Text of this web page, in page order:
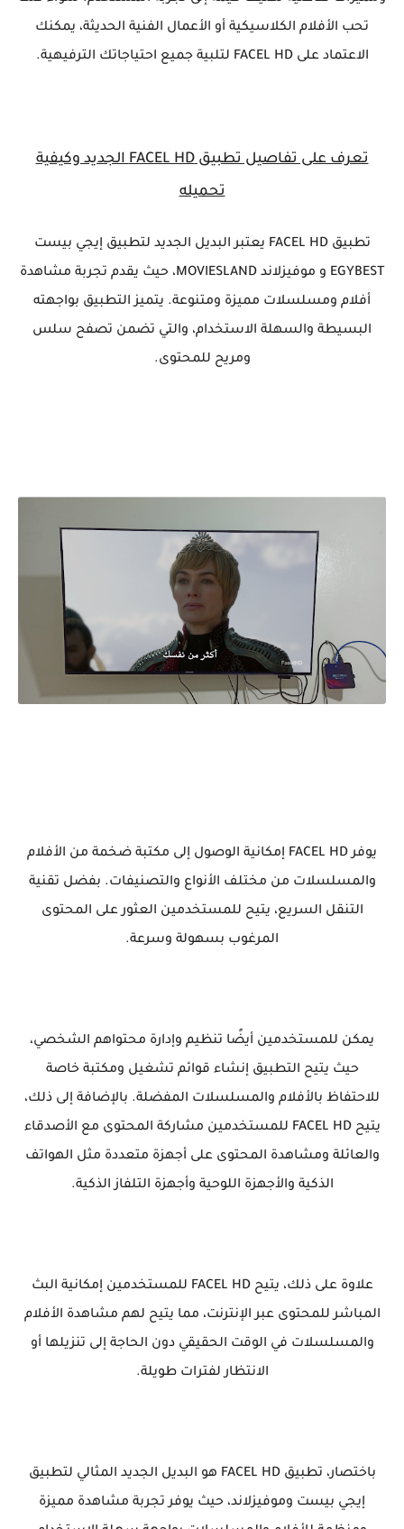
تحب الأفلام الكلاسيكية أو الأعمال الفنية الحديثة، يمكنك
الاعتماد على FACEL HD لتلبية جميع احتياجاتك الترفيهية.
تعرف على تفاصيل تطبيق FACEL HD الجديد وكيفية
تحميله
تطبيق FACEL HD يعتبر البديل الجديد لتطبيق إيجي بيست
EGYBEST و موفيزلاند MOVIESLAND، حيث يقدم تجربة مشاهدة
أفلام ومسلسلات مميزة ومتنوعة. يتميز التطبيق بواجهته
البسيطة والسهلة الاستخدام، والتي تضمن تصفح سلس
ومريح للمحتوى.
يوفر FACEL HD إمكانية الوصول إلى مكتبة ضخمة من الأفلام
والمسلسلات من مختلف الأنواع والتصنيفات. بفضل تقنية
التنقل السريع، يتيح للمستخدمين العثور على المحتوى
المرغوب بسهولة وسرعة.
يمكن للمستخدمين أيضًا تنظيم وإدارة محتواهم الشخصي،
حيث يتيح التطبيق إنشاء قوائم تشغيل ومكتبة خاصة
للاحتفاظ بالأفلام والمسلسلات المفضلة. بالإضافة إلى ذلك،
يتيح FACEL HD للمستخدمين مشاركة المحتوى مع الأصدقاء
والعائلة ومشاهدة المحتوى على أجهزة متعددة مثل الهواتف
الذكية والأجهزة اللوحية وأجهزة التلفاز الذكية.
علاوة على ذلك، يتيح FACEL HD للمستخدمين إمكانية البث
المباشر للمحتوى عبر الإنترنت، مما يتيح لهم مشاهدة الأفلام
والمسلسلات في الوقت الحقيقي دون الحاجة إلى تنزيلها أو
الانتظار لفترات طويلة.
باختصار، تطبيق FACEL HD هو البديل الجديد المثالي لتطبيق
إيجي بيست وموفيزلاند، حيث يوفر تجربة مشاهدة مميزة